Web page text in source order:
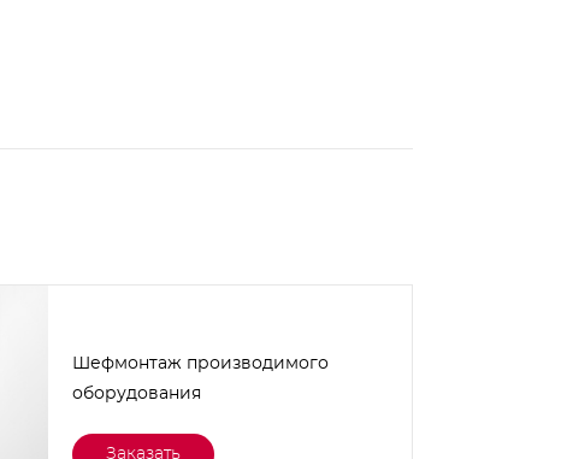
Шефмонтаж производимого
оборудования
Заказать